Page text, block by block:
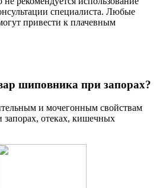
специалиста. Любые
привести к плачевным
шиповника при запорах?
и мочегонным свойствам
отеках, кишечных